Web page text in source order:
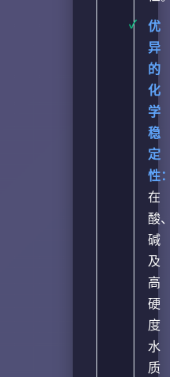
优
异
的
化
学
稳
定
性
在
酸
碱
及
高
硬
度
水
质